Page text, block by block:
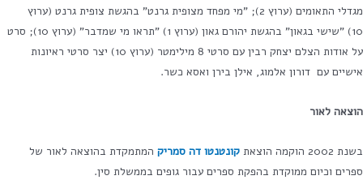
מגדלי התאומים (ערוץ 2); "מי מפחד מצופית גרנט" בהגשת צופית גרנט (ערוץ
10) "שישי בגאון" בהגשת יהורם גאון (ערוץ 1) "תראו מי שמדבר" (ערוץ 10); סרט
על אודות הצלם יצחק רבין עם סרטי 8 מילימטר (ערוץ 10) יצר סרטי ראיונות
אישיים עם דורון אלמוג, אילן בירן ואסא כשר.
הוצאה לאור
בשנת 2002 הוקמה הוצאת קונטנטו דה סמריק המתמקדת בהוצאה לאור של
ספרים וכיום ממוקדת בהפקת ספרים עבור גופים בממשלת סין.